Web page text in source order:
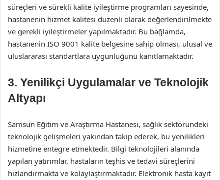
süreçleri ve sürekli kalite iyileştirme programları sayesinde,
hastanenin hizmet kalitesi düzenli olarak değerlendirilmekte
ve gerekli iyileştirmeler yapılmaktadır. Bu bağlamda,
hastanenin ISO 9001 kalite belgesine sahip olması, ulusal ve
uluslararası standartlara uygunluğunu kanıtlamaktadır.
3. Yenilikçi Uygulamalar ve Teknolojik
Altyapı
Samsun Eğitim ve Araştırma Hastanesi, sağlık sektöründeki
teknolojik gelişmeleri yakından takip ederek, bu yenilikleri
hizmetine entegre etmektedir. Bilgi teknolojileri alanında
yapılan yatırımlar, hastaların teşhis ve tedavi süreçlerini
hızlandırmakta ve kolaylaştırmaktadır. Elektronik hasta kayıt